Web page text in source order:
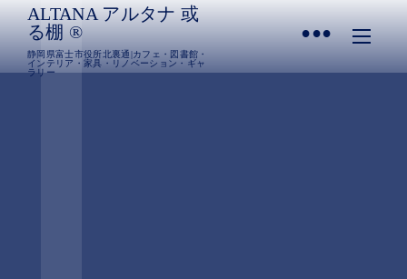
ALTANA アルタナ 或
る棚 ®︎
静岡県富士市役所北裏通|カフェ・図書館・
インテリア・家具・リノベーション・ギャ
ラリー
•